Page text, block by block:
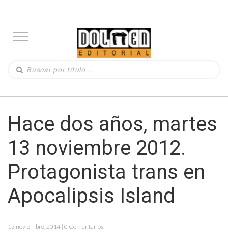
Hace dos años, martes
13 noviembre 2012.
Protagonista trans en
Apocalipsis Island
13 noviembre, 2014 | 0 Comentarios